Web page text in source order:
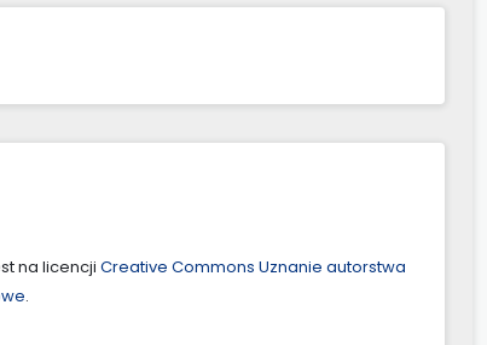
na licencji Creative Commons Uznanie autorstwa
.